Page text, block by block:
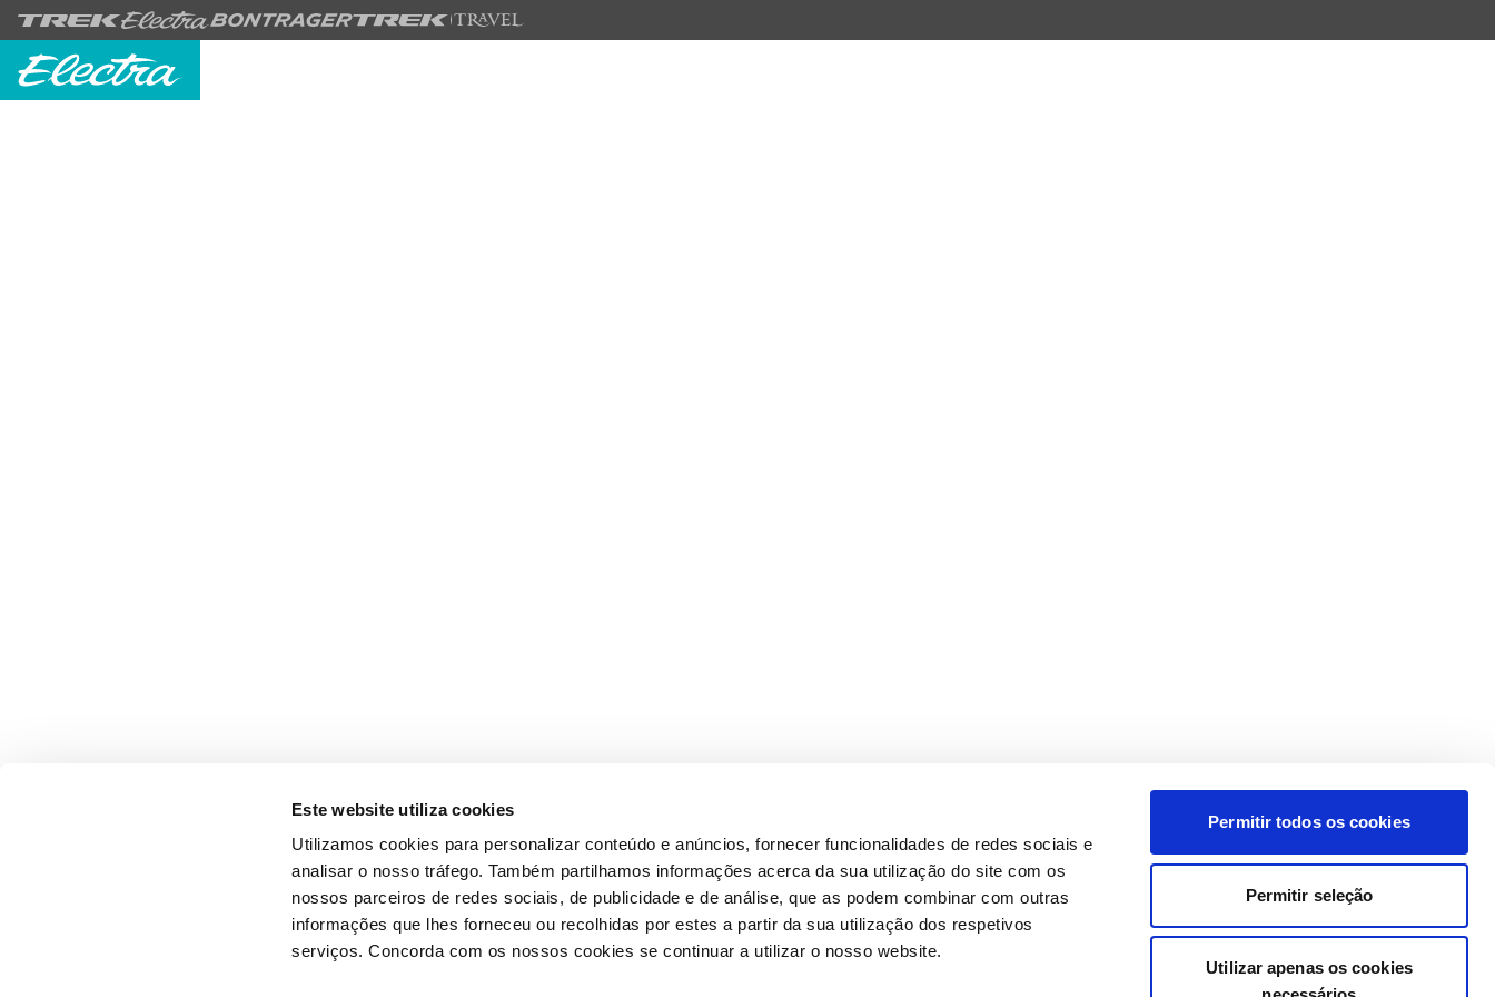
Este website utiliza cookies
Utilizamos cookies para personalizar conteúdo e anúncios, fornecer funcionalidades de redes sociais e
analisar o nosso tráfego. Também partilhamos informações acerca da sua utilização do site com os
nossos parceiros de redes sociais, de publicidade e de análise, que as podem combinar com outras
informações que lhes forneceu ou recolhidas por estes a partir da sua utilização dos respetivos
serviços. Concorda com os nossos cookies se continuar a utilizar o nosso website.
Permitir todos os cookies
Permitir seleção
Utilizar apenas os cookies